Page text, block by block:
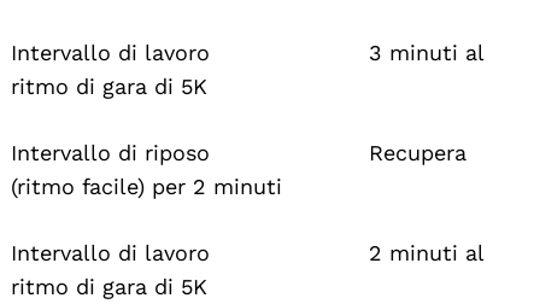
Intervallo di lavoro 3 minuti al
ritmo di gara di 5K
Intervallo di riposo Recupera
(ritmo facile) per 2 minuti
Intervallo di lavoro 2 minuti al
ritmo di gara di 5K